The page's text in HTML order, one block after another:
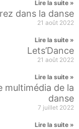
Lire la suite »
dans la danse
21 août 2022
Lire la suite »
Lets’Dance
21 août 2022
Lire la suite »
multimédia de la
danse
7 juillet 2022
Lire la suite »